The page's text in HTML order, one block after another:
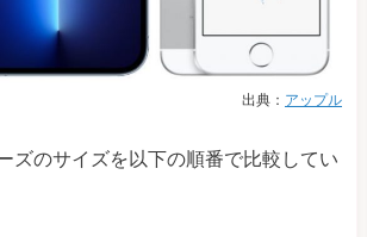
出典： アップル
ズのサイズを以下の順番で比較してい